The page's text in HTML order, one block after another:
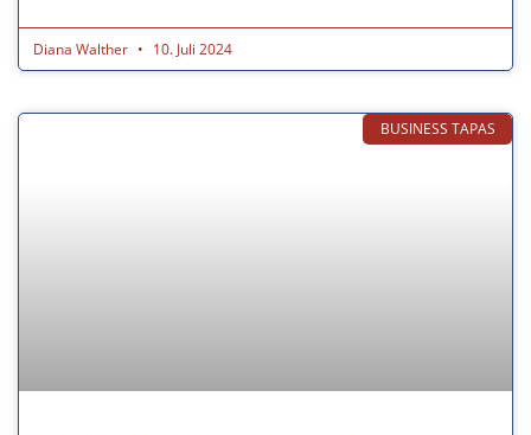
Diana Walther 10. Juli 2024
BUSINESS TAPAS